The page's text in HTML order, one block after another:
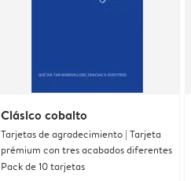
Clásico cobalto
Tarjetas de agradecimiento | Tarjeta
prémium con tres acabados diferentes
Pack de 10 tarjetas